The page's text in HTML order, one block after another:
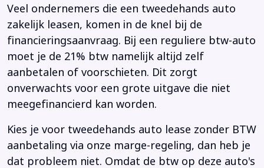
Veel ondernemers die een tweedehands auto
zakelijk leasen, komen in de knel bij de
financieringsaanvraag. Bij een reguliere btw-auto
moet je de 21% btw namelijk altijd zelf
aanbetalen of voorschieten. Dit zorgt
onverwachts voor een grote uitgave die niet
meegefinancierd kan worden.
Kies je voor tweedehands auto lease zonder BTW
aanbetaling via onze marge-regeling, dan heb je
dat probleem niet. Omdat de btw op deze auto's